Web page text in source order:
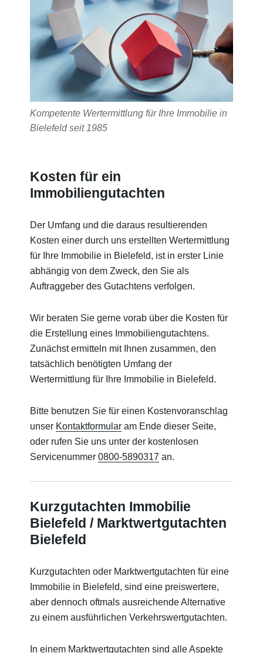
Kompetente Wertermittlung für Ihre Immobilie in
Bielefeld seit 1985
Kosten für ein
Immobiliengutachten
Der Umfang und die daraus resultierenden
Kosten einer durch uns erstellten Wertermittlung
für Ihre Immobilie in Bielefeld, ist in erster Linie
abhängig von dem Zweck, den Sie als
Auftraggeber des Gutachtens verfolgen.
Wir beraten Sie gerne vorab über die Kosten für
die Erstellung eines Immobiliengutachtens.
Zunächst ermitteln mit Ihnen zusammen, den
tatsächlich benötigten Umfang der
Wertermittlung für Ihre Immobilie in Bielefeld.
Bitte benutzen Sie für einen Kostenvoranschlag
unser Kontaktformular am Ende dieser Seite,
oder rufen Sie uns unter der kostenlosen
Servicenummer0800-5890317 an.
Kurzgutachten Immobilie
Bielefeld / Marktwertgutachten
Bielefeld
Kurzgutachten oder Marktwertgutachten für eine
Immobilie in Bielefeld, sind eine preiswertere,
aber dennoch oftmals ausreichende Alternative
zu einem ausführlichen Verkehrswertgutachten.
In einem Marktwertgutachten sind alle Aspekte